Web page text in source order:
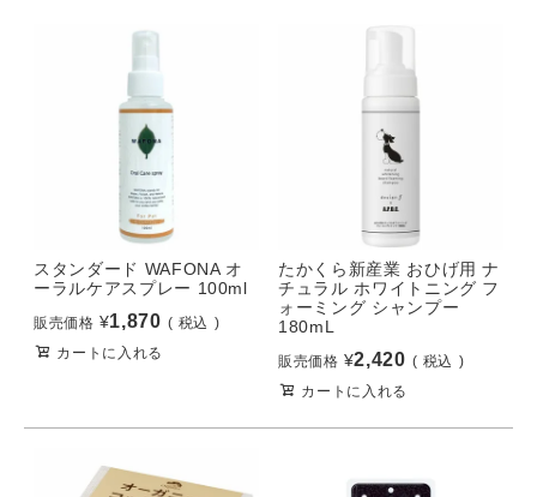
スタンダード WAFONA オ
ーラルケアスプレー 100ml
販売価格 ¥1,870
税込
カートに入れる
たかくら新産業 おひげ用 ナ
チュラル ホワイトニング フ
ォーミング シャンプー
180mL
販売価格 ¥2,420
税込
カートに入れる